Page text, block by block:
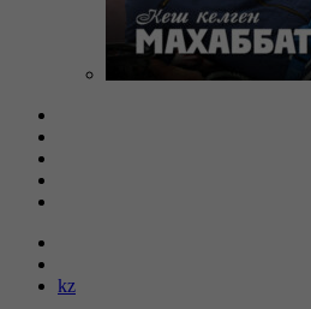
kz